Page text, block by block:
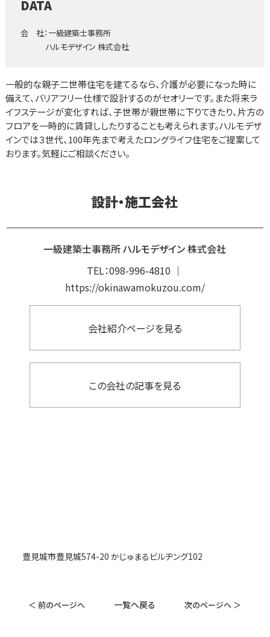
DATA
会 社：一級建築士事務所
ハルモデザイン 株式会社
一般的な親子二世帯住宅を建てるなら、介護が必要になった時に
備えて、バリアフリー仕様で設計するのがセオリーです。また将来ラ
イフステージが変化すれば、子世帯が親世帯に下りてきたり、片方の
フロアを一時的に賃貸ししたりすることも考えられます。ハルモデザ
インでは３世代、100年先まで考えたロングライフ住宅をご提案して
おります。気軽にご相談ください。
設計・施工会社
一級建築士事務所 ハルモデザイン 株式会社
TEL：098-996-4810 ｜
https://okinawamokuzou.com/
会社紹介ページを見る
この会社の記事を見る
豊見城市豊見城574-20 かじゅまるビルヂング102
＜ 前のページへ 一覧へ戻る 次のページへ ＞